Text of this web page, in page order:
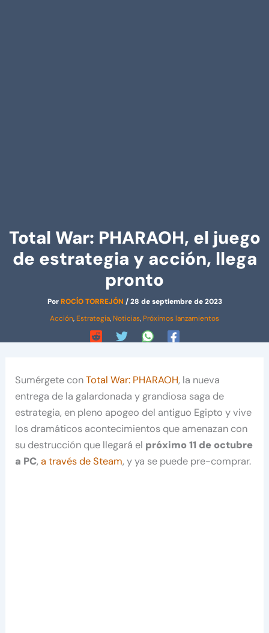
Total War: PHARAOH, el juego
de estrategia y acción, llega
pronto
PorROCÍO TORREJÓN /28 de septiembre de 2023
Acción, Estrategia, Noticias, Próximos lanzamientos
Sumérgete conTotal War: PHARAOH, la nueva
entrega de la galardonada y grandiosa saga de
estrategia, en pleno apogeo del antiguo Egipto y vive
los dramáticos acontecimientos que amenazan con
su destrucción que llegará el próximo 11 de octubre
a PC,a través de Steam, y ya se puede pre-comprar.